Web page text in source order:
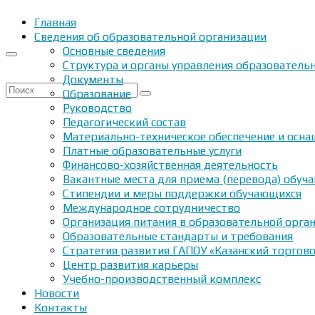
Искать:
Главная
Сведения об образовательной организации
Основные сведения
Структура и органы управления
Документы
Образование
Руководство
Педагогический состав
Материально-техническое обеспечение и
Платные образовательные услуги
Финансово-хозяйственная деятельность
Вакантные места для приема (перевода)
Стипендии и меры поддержки обучающихся
Международное сотрудничество
Организация питания в образовательной
Образовательные стандарты и требования
Стратегия развития ГАПОУ «Казанский
Центр развития карьеры
Учебно-производственный комплекс
Новости
Контакты